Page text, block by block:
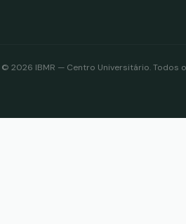
© 2026 IBMR — Centro Universitário. Todos